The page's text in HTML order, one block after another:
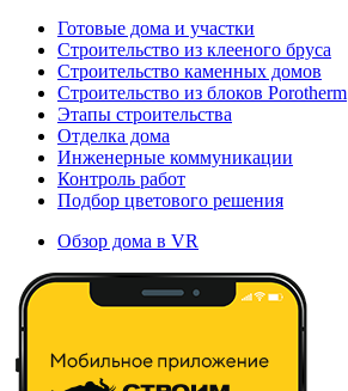
Готовые дома и участки
Строительство из клееного бруса
Строительство каменных домов
Строительство из блоков Porotherm
Этапы строительства
Отделка дома
Инженерные коммуникации
Контроль работ
Подбор цветового решения
Обзор дома в VR